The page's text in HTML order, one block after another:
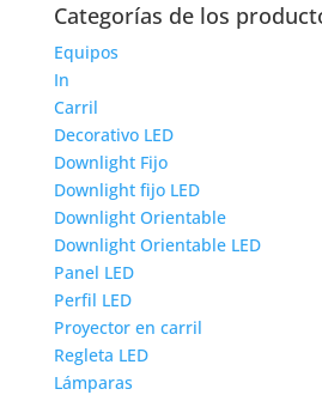
Categorías de los
Equipos
In
Carril
Decorativo LED
Downlight Fijo
Downlight fijo LED
Downlight Orientable
Downlight Orientable LED
Panel LED
Perfil LED
Proyector en carril
Regleta LED
Lámparas